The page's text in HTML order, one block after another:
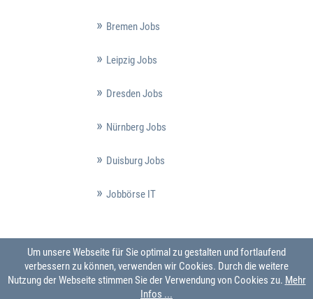
Bremen Jobs
Leipzig Jobs
Dresden Jobs
Nürnberg Jobs
Duisburg Jobs
Jobbörse IT
Um unsere Webseite für Sie optimal zu gestalten und fortlaufend
verbessern zu können, verwenden wir Cookies. Durch die weitere
Nutzung der Webseite stimmen Sie der Verwendung von Cookies zu. Mehr
Infos ...